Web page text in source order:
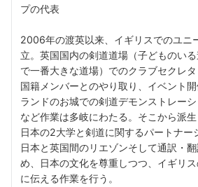
プの代表
2006年の渡英以来、イギリスでのユニ
立。英国国内の剣道道場（子どものい
で一番大きな道場）でのクラブセクレ
国籍メンバーとのやり取り、イベント
ランドのお城での剣道デモンストレー
など作業は多岐にわたる。そこから派
日本の2大学と剣道に関するパートナー
日本と英国間のリエゾンそして通訳・
め、日本の文化を尊重しつつ、イギリ
に伝える作業を行う。